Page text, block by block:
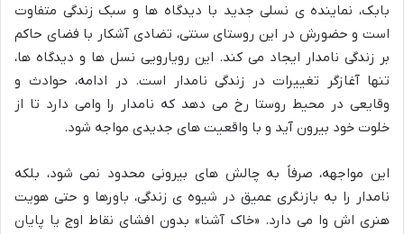
بابک، نماینده ی نسلی جدید با دیدگاه ها و سبک زندگی متفاوت
است و حضورش در این روستای سنتی، تضادی آشکار با فضای حاکم
بر زندگی نامدار ایجاد می کند. این رویارویی نسل ها و دیدگاه ها،
تنها آغازگر تغییرات در زندگی نامدار است. در ادامه، حوادث و
وقایعی در محیط روستا رخ می دهد که نامدار را وامی دارد تا از
خلوت خود بیرون آید و با واقعیت های جدیدی مواجه شود.
این مواجهه، صرفاً به چالش های بیرونی محدود نمی شود، بلکه
نامدار را به بازنگری عمیق در شیوه ی زندگی، باورها و حتی هویت
هنری اش وا می دارد. «خاک آشنا» بدون افشای نقاط اوج یا پایان